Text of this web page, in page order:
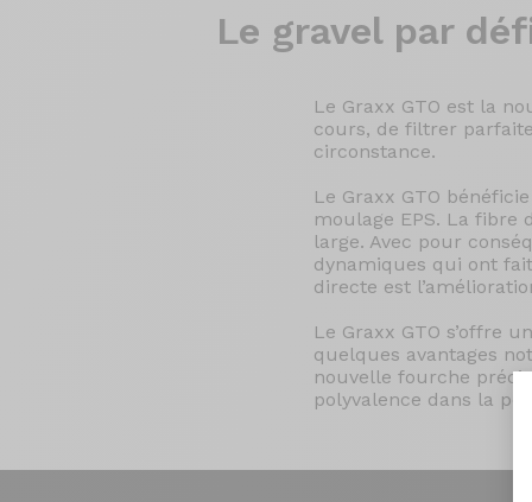
Le gravelpar
Le Graxx GTO est la
cours, de filtrer
circonstance.
Le Graxx GTO
moulage EPS. La
large. Avec pour
dynamiques qui ont
directe est
Le Graxx GTO s’offre
quelques avantages
nouvelle fourche
polyvalence dans la